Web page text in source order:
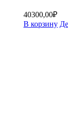
40300,00₽
В корзину